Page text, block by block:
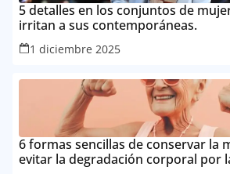
5 detalles en los conjuntos de
irritan a sus contemporáneas.
1 diciembre 2025
6 formas sencillas de conservar la
evitar la degradación corporal por